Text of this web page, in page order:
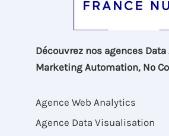
Découvrez nos agences
Marketing Automation, No
Agence Web Analytics
Agence Data Visualisation